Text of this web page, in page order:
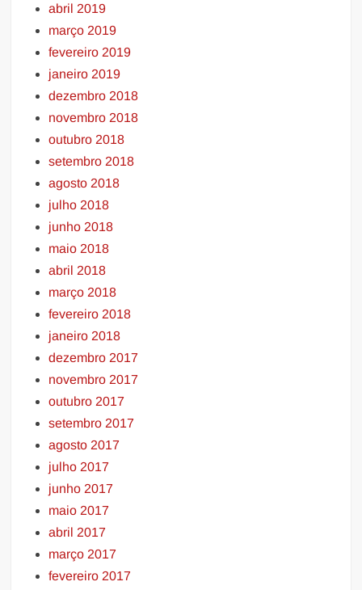
abril 2019
março 2019
fevereiro 2019
janeiro 2019
dezembro 2018
novembro 2018
outubro 2018
setembro 2018
agosto 2018
julho 2018
junho 2018
maio 2018
abril 2018
março 2018
fevereiro 2018
janeiro 2018
dezembro 2017
novembro 2017
outubro 2017
setembro 2017
agosto 2017
julho 2017
junho 2017
maio 2017
abril 2017
março 2017
fevereiro 2017